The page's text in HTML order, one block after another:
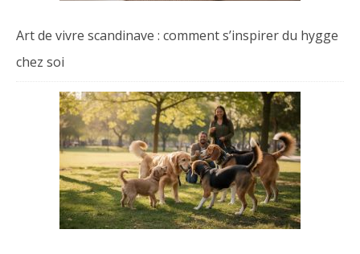
Art de vivre scandinave : comment s’inspirer du hygge
chez soi